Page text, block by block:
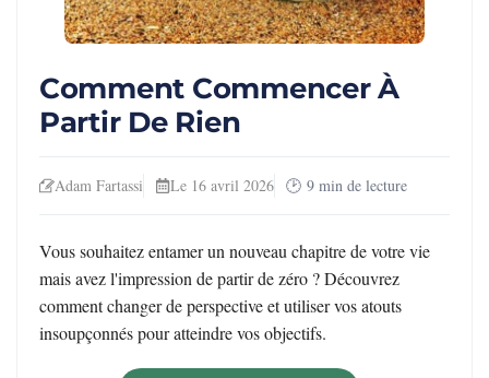
Comment Commencer À
Partir De Rien
Adam Fartassi Le 16 avril 2026 9 min de lecture
Vous souhaitez entamer un nouveau chapitre de votre vie
mais avez l'impression de partir de zéro ? Découvrez
comment changer de perspective et utiliser vos atouts
insoupçonnés pour atteindre vos objectifs.